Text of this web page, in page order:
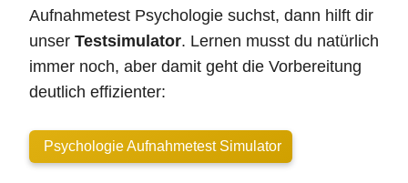
Aufnahmetest Psychologie suchst, dann hilft dir
unser Testsimulator. Lernen musst du natürlich
immer noch, aber damit geht die Vorbereitung
deutlich effizienter:
Psychologie Aufnahmetest Simulator